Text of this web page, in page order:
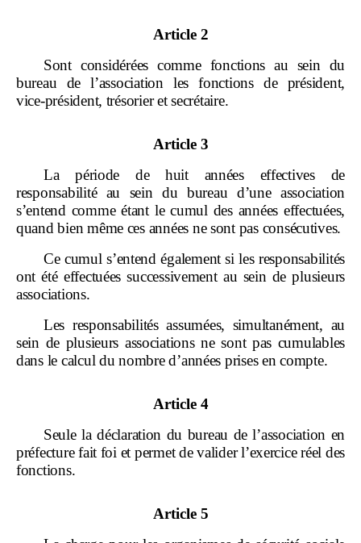
Article 2
Sont considérées comme fonctions au sein du
bureau de l’association les fonctions de président,
vice‑président, trésorier et secrétaire.
Article 3
La période de huit années effectives de
responsabilité au sein du bureau d’une association
s’entend commeétant le cumul des années effectuées,
quand bien même ces années ne sont pas consécutives.
Ce cumul s’entendégalement si les responsabilités
ont été effectuées successivement au sein de plusieurs
associations.
Les responsabilités assumées, simultanément, au
sein de plusieurs associations ne sont pas cumulables
dans le calcul du nombre d’années prises en compte.
Article 4
Seule la déclaration du bureau de l’association en
préfecture fait foi et permet de valider l’exercice réel des
fonctions.
Article 5